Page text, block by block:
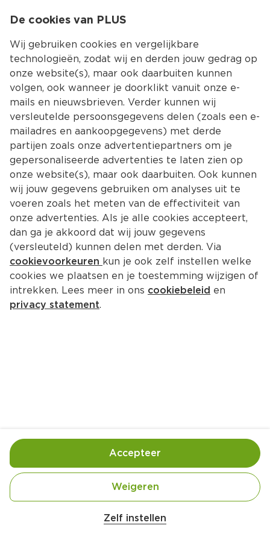
Kies jouw
Terug Producten
Goodoo Goodoo Choco Brownie
triopack
Handige informatie over dit product
Vegan
De cookies van PLUS
Wij gebruiken cookies en vergelijkbare
technologieën, zodat wij en derden jouw gedrag op
onze website(s), maar ook daarbuiten kunnen
volgen, ook wanneer je doorklikt vanuit onze e-
mails en nieuwsbrieven. Verder kunnen wij
versleutelde persoonsgegevens delen (zoals een e-
mailadres en aankoopgegevens) met derde
partijen zoals onze advertentiepartners om je
gepersonaliseerde advertenties te laten zien op
onze website(s), maar ook daarbuiten. Ook kunnen
wij jouw gegevens gebruiken om analyses uit te
voeren zoals het meten van de effectiviteit van
onze advertenties. Als je alle cookies accepteert,
dan ga je akkoord dat wij jouw gegevens
(versleuteld) kunnen delen met derden. Via
cookievoorkeuren kun je ook zelf instellen welke
cookies we plaatsen en je toestemming wijzigen of
intrekken. Lees meer in ons cookiebeleid en
privacy statement.
Zelf instellen
Weigeren
Accepteer